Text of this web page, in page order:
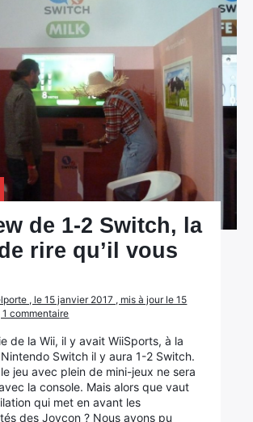
de 1-2 Switch, la
rire qu’il vous
, le 15 janvier 2017 , mis à jour le 15
commentaire
de la Wii, il y avait WiiSports, à la
Switch il y aura 1-2 Switch.
le jeu avec plein de mini-jeux ne sera
la console. Mais alors que vaut
qui met en avant les
des Joycon ? Nous avons pu